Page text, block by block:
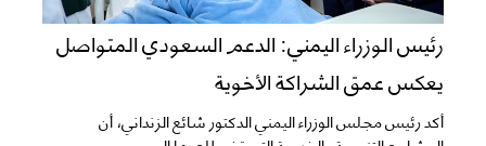
رئيس الوزراء اليمني: الدعم السعودي المتواصل
يعكس عمق الشراكة الأخوية
أكد رئيس مجلس الوزراء اليمني الدكتور شائع الزنداني، أن